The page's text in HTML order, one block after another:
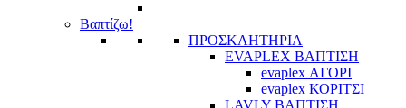
Βαπτίζω!
ΠΡΟΣΚΛΗΤΗΡΙΑ
EVAPLEX ΒΑΠΤΙΣΗ
evaplex ΑΓΟΡΙ
evaplex ΚΟΡΙΤΣΙ
LAVLY ΒΑΠΤΙΣΗ